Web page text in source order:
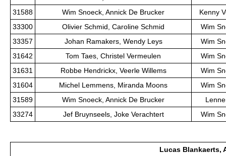
31588
Wim Snoeck, Annick De Brucker
Kenny
33300
Olivier Schmid, Caroline Schmid
Wim
33357
Johan Ramakers, Wendy Leys
Wim
31642
Tom Taes, Christel Vermeulen
Wim
31631
Robbe Hendrickx, Veerle Willems
Wim
31604
Michel Lemmens, Miranda Moons
Wim
31589
Wim Snoeck, Annick De Brucker
33274
Jef Bruynseels, Joke Verachtert Wim
Lucas Blankaerts,